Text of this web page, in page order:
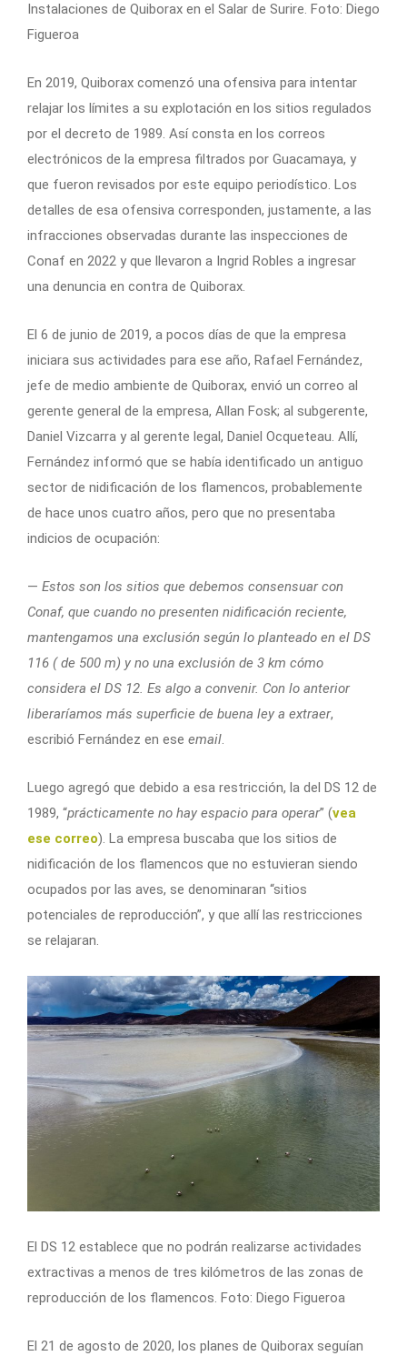
Instalaciones de Quiborax en el Salar de Surire. Foto: Diego
Figueroa
En 2019, Quiborax comenzó una ofensiva para intentar
relajar los límites a su explotación en los sitios regulados
por el decreto de 1989. Así consta en los correos
electrónicos de la empresa filtrados por Guacamaya, y
que fueron revisados por este equipo periodístico. Los
detalles de esa ofensiva corresponden, justamente, a las
infracciones observadas durante las inspecciones de
Conaf en 2022 y que llevaron a Ingrid Robles a ingresar
una denuncia en contra de Quiborax.
El 6 de junio de 2019, a pocos días de que la empresa
iniciara sus actividades para ese año, Rafael Fernández,
jefe de medio ambiente de Quiborax, envió un correo al
gerente general de la empresa, Allan Fosk; al subgerente,
Daniel Vizcarra y al gerente legal, Daniel Ocqueteau. Allí,
Fernández informó que se había identificado un antiguo
sector de nidificación de los flamencos, probablemente
de hace unos cuatro años, pero que no presentaba
indicios de ocupación:
— Estos son los sitios que debemos consensuar con
Conaf, que cuando no presenten nidificación reciente,
mantengamos una exclusión según lo planteado en el DS
116 ( de 500 m) y no una exclusión de 3 km cómo
considera el DS 12. Es algo a convenir. Con lo anterior
liberaríamos más superficie de buena ley a extraer,
escribió Fernández en ese email.
Luego agregó que debido a esa restricción, la del DS 12 de
1989, “prácticamente no hay espacio para operar” (vea
ese correo). La empresa buscaba que los sitios de
nidificación de los flamencos que no estuvieran siendo
ocupados por las aves, se denominaran “sitios
potenciales de reproducción”, y que allí las restricciones
se relajaran.
El DS 12 establece que no podrán realizarse actividades
extractivas a menos de tres kilómetros de las zonas de
reproducción de los flamencos. Foto: Diego Figueroa
El 21 de agosto de 2020, los planes de Quiborax seguían